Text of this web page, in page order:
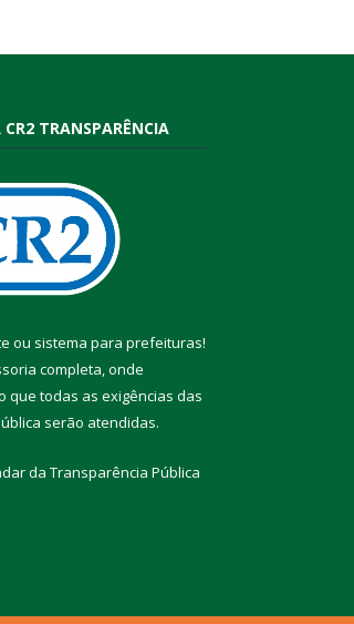
TRANSPARÊNCIA
ou sistema para prefeituras!
completa, onde
que todas as exigências das
serão atendidas.
da Transparência Pública